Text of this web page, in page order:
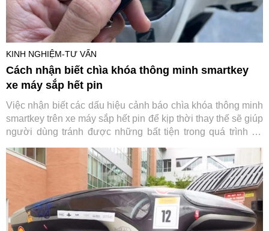
KINH NGHIỆM-TƯ VẤN
Cách nhận biết chìa khóa thông minh smartkey
xe máy sắp hết pin
Việc nhận biết các dấu hiệu cảnh báo chìa khóa thông minh
smartkey trên xe máy sắp hết pin để kịp thời thay thế sẽ giúp
người dùng tránh được những bất tiện trong quá trình sử